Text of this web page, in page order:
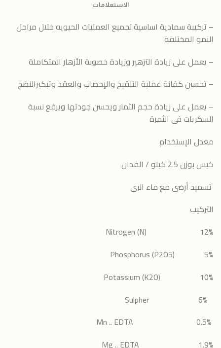
الاستعلامات
– تركيبة سمادية اساسية لجميع العمليات الحيويه خلال مراحل
النمو المختلفة
– يعمل على زيادة التزهير وزيادة خصوبة الأزهار المتكاملة
– تحسين كفائة عملية التلقيح والإخصاب والعقد وتبكيرالنضج
– يعمل على زيادة حجم الثمار ويحسن جودتها ويرفع نسبة
السكريات فى الثمرة
معدل الإستخدام
كيس بوزن 2.5 كيلو / الفدان
تسميد أرضى مع ماء الرى
التركيب
Nitrogen (N) 12%
Phosphorus (P2O5) 5%
Potassium (K2O) 10%
Mg .. EDTA 1.9%